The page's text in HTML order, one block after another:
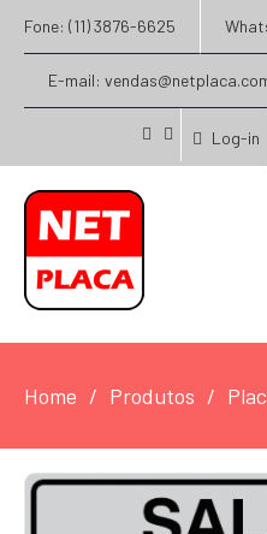
Fone: (11) 3876-6625
E-mail:
facebook
instagram
Log-in
Home Produtos